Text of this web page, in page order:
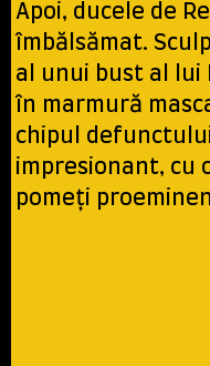
Apoi, ducele de
îmbălsămat.
al unui bust al lui
în marmură
chipul
impresionant, cu
pomeți